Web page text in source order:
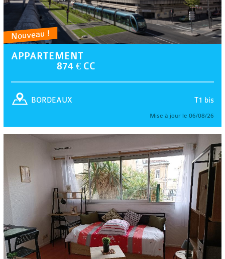
Nouveau !
APPARTEMENT
874 € CC
T1 bis
BORDEAUX
Mise à jour le 06/08/26